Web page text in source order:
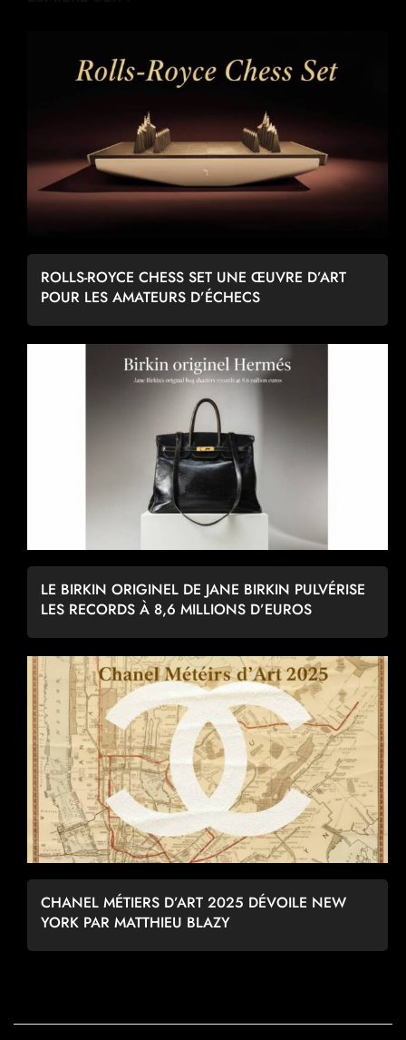
ROLLS-ROYCE CHESS SET UNE ŒUVRE D’ART
POUR LES AMATEURS D’ÉCHECS
LE BIRKIN ORIGINEL DE JANE BIRKIN PULVÉRISE
LES RECORDS À 8,6 MILLIONS D’EUROS
CHANEL MÉTIERS D’ART 2025 DÉVOILE NEW
YORK PAR MATTHIEU BLAZY